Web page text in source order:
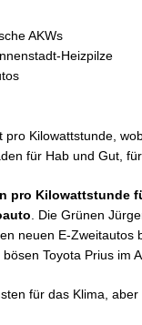
AKWs
Heizpilze
pro Kilowattstunde,
für Hab und Gut,
pro Kilowattstunde
. Die Grünen
neuen E-Zweitautos
Toyota Prius im
für das Klima,